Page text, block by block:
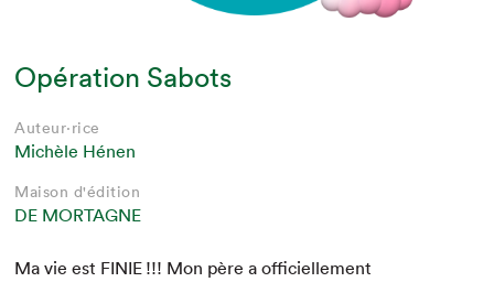
Opération Sabots
Auteur·rice
Michèle Hénen
Maison d'édition
DE MORTAGNE
Ma vie est FINIE !!! Mon père a offi­cielle­ment